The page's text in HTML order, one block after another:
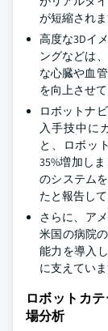
が短縮されま
高度な3Dイ
ングなどは
な心臓や血
を向上させて
ロボットナ
入手技中に
と、ロボッ
35%増加し
のシステム
たと報告して
さらに、ア
米国の病院
能力を導入
に支えていま
ロボットカ
場分析